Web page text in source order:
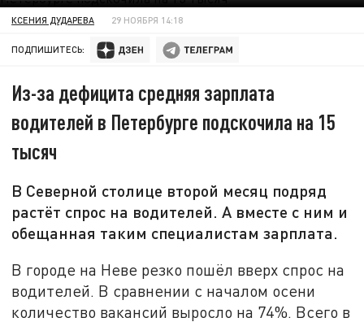
КСЕНИЯ ДУДАРЕВА 29 НОЯБРЯ 14:18
ПОДПИШИТЕСЬ:
Из-за дефицита средняя зарплата
водителей в Петербурге подскочила на 15
тысяч
В Северной столице второй месяц подряд
растёт спрос на водителей. А вместе с ним и
обещанная таким специалистам зарплата.
В городе на Неве резко пошёл вверх спрос на
водителей. В сравнении с началом осени
количество вакансий выросло на 74%. Всего в